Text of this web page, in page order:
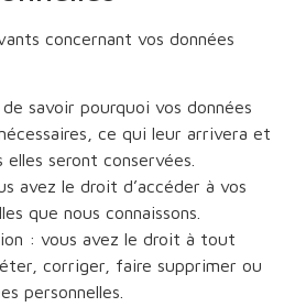
concernant vos données
savoir pourquoi vos données
ce qui leur arrivera et
seront conservées.
avez le droit d’accéder à vos
que nous connaissons.
: vous avez le droit à tout
corriger, faire supprimer ou
personnelles.